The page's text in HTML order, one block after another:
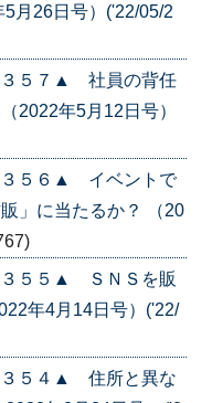
月26日号）('22/05/2
３５７▲ 社員の背任
2022年5月12日号）
３５６▲ イベントで
」に当たるか？ （20
３５５▲ ＳＮＳを販
年4月14日号）('22/
３５４▲ 住所と異な